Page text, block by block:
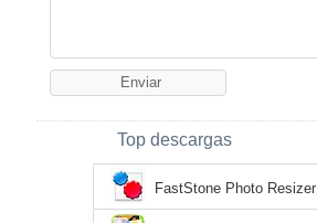
Top descargas
FastStone Photo Resizer